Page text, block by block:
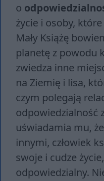
o
życie i osoby,
Mały Książę
planetę z powodu
zwiedza inne
na Ziemię i lisa,
czym polegają
odpowiedzialność
uświadamia mu,
innymi, człowiek
swoje i cudze
odpowiedzialny.